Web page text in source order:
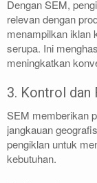
Dengan SEM,
relevan dengan
menampilkan iklan
serupa. Ini
meningkatkan
3. Kontrol dan
SEM memberikan
jangkauan
pengiklan untuk
kebutuhan.